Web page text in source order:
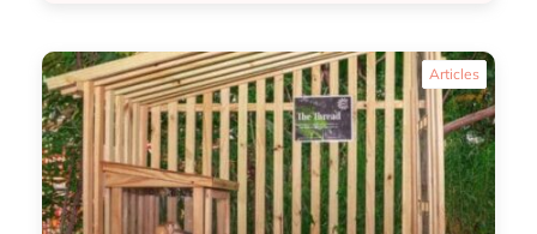
Articles